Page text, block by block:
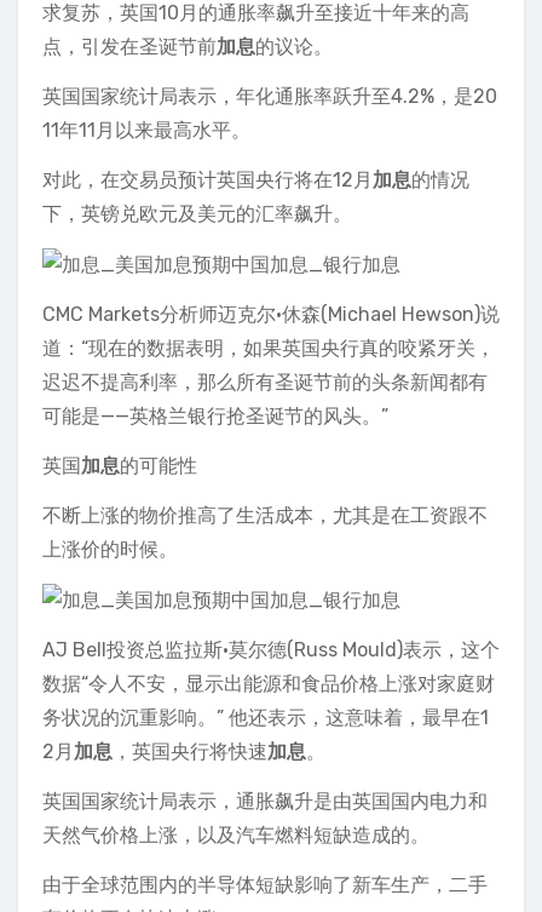
求复苏，英国10月的通胀率飙升至接近十年来的高
点，引发在圣诞节前加息的议论。
英国国家统计局表示，年化通胀率跃升至4.2%，是20
11年11月以来最高水平。
对此，在交易员预计英国央行将在12月 加息的情况
下，英镑兑欧元及美元的汇率飙升。
CMC Markets分析师迈克尔•休森(Michael Hewson)说
道：“现在的数据表明，如果英国央行真的咬紧牙关，
迟迟不提高利率，那么所有圣诞节前的头条新闻都有
可能是——英格兰银行抢圣诞节的风头。”
英国加息的可能性
不断上涨的物价推高了生活成本，尤其是在工资跟不
上涨价的时候。
AJ Bell投资总监拉斯•莫尔德(Russ Mould)表示，这个
数据“令人不安，显示出能源和食品价格上涨对家庭财
务状况的沉重影响。” 他还表示，这意味着，最早在1
2月 加息 ，英国央行将快速加息。
英国国家统计局表示，通胀飙升是由英国国内电力和
天然气价格上涨，以及汽车燃料短缺造成的。
由于全球范围内的半导体短缺影响了新车生产，二手